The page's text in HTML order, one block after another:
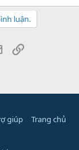
luận.
Email
giúp Trang chủ